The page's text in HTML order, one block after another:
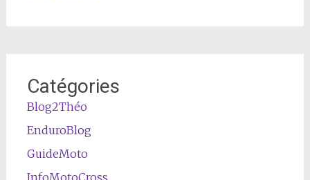
Catégories
Blog2Théo
EnduroBlog
GuideMoto
InfoMotoCross